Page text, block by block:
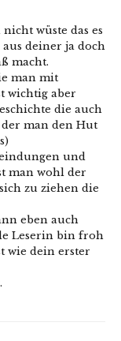
wüste das es
deiner ja doch
macht.
man mit
wichtig aber
die auch
man den Hut
und
man wohl der
zu ziehen die
eben auch
Leserin bin froh
wie dein erster